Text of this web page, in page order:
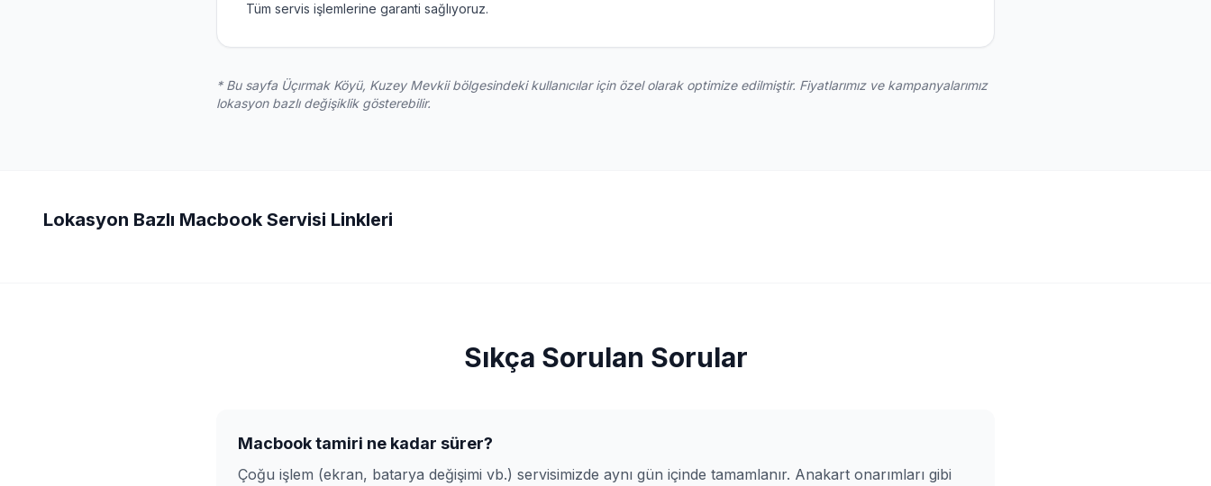
Tüm servis işlemlerine garanti sağlıyoruz.
* Bu sayfa Üçırmak Köyü, Kuzey Mevkiibölgesindeki kullanıcılar için özel olarak optimize edilmiştir. Fiyatlarımız ve kampanyalarımız
lokasyon bazlı değişiklik gösterebilir.
Lokasyon Bazlı Macbook Servisi Linkleri
Sıkça Sorulan Sorular
Macbook tamiri ne kadar sürer?
Çoğu işlem (ekran, batarya değişimi vb.) servisimizde aynı gün içinde tamamlanır. Anakart onarımları gibi